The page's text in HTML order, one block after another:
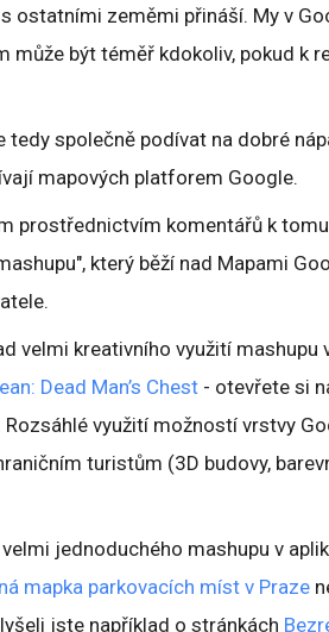
ostatními zeměmi přináší. My v
může být téměř kdokoliv, pokud k
tedy společně podívat na dobré
mapových platforem Google.
prostřednictvím komentářů k
který běží nad Mapami
velmi kreativního využití mashupu
Dead Man’s Chest - otevřete si
využití možností vrstvy
turistům (3D budovy,
jednoduchého mashupu v
mapka parkovacích míst v Praze
jste například o stránkách